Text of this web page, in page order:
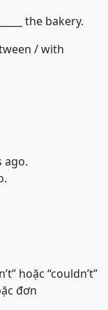
the bakery.
/ with
ago.
hoặc “couldn’t”
đơn